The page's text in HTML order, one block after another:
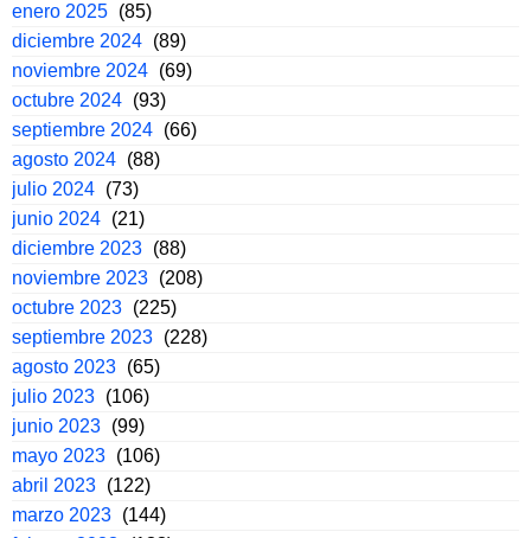
enero 2025 (85)
diciembre 2024 (89)
noviembre 2024 (69)
octubre 2024 (93)
septiembre 2024 (66)
agosto 2024 (88)
julio 2024 (73)
junio 2024 (21)
diciembre 2023 (88)
noviembre 2023 (208)
octubre 2023 (225)
septiembre 2023 (228)
agosto 2023 (65)
julio 2023 (106)
junio 2023 (99)
mayo 2023 (106)
abril 2023 (122)
marzo 2023 (144)